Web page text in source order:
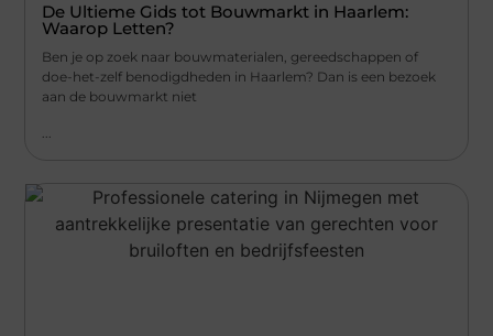
De Ultieme Gids tot Bouwmarkt in Haarlem:
Waarop Letten?
Ben je op zoek naar bouwmaterialen, gereedschappen of
doe-het-zelf benodigdheden in Haarlem? Dan is een bezoek
aan de bouwmarkt niet